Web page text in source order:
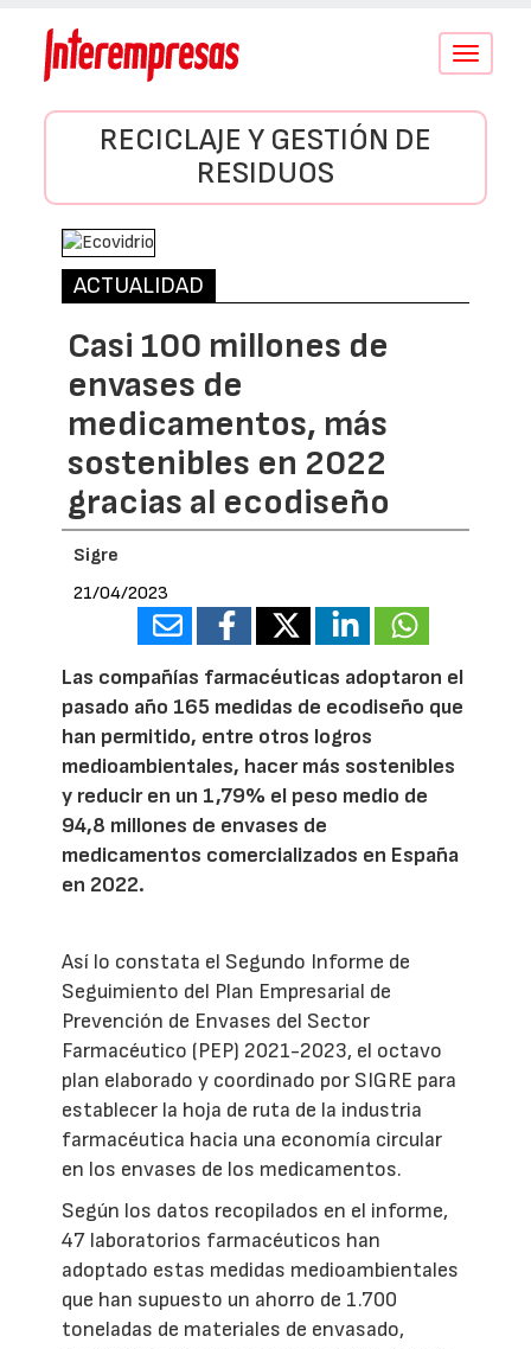
Conmutar
RECICLAJE Y GESTIÓN DE
RESIDUOS
ACTUALIDAD
Casi 100 millones de
envases de
medicamentos, más
sostenibles en 2022
gracias al ecodiseño
Sigre
21/04/2023
Las compañías farmacéuticas adoptaron el
pasado año 165 medidas de ecodiseño que
han permitido, entre otros logros
medioambientales, hacer más sostenibles
y reducir en un 1,79% el peso medio de
94,8 millones de envases de
medicamentos comercializados en España
en 2022.
Así lo constata el Segundo Informe de
Seguimiento del Plan Empresarial de
Prevención de Envases del Sector
Farmacéutico (PEP) 2021-2023, el octavo
plan elaborado y coordinado por SIGRE para
establecer la hoja de ruta de la industria
farmacéutica hacia una economía circular
en los envases de los medicamentos.
Según los datos recopilados en el informe,
47 laboratorios farmacéuticos han
adoptado estas medidas medioambientales
que han supuesto un ahorro de 1.700
toneladas de materiales de envasado,